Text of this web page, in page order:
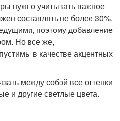
нужно учитывать важное
составлять не более 30%.
поэтому добавление
Но все же,
в качестве акцентных
между собой все оттенки
и другие светлые цвета.